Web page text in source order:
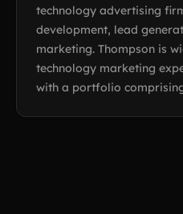
technology advertising
development, lead
marketing. Thompson is
technology marketing
with a portfolio